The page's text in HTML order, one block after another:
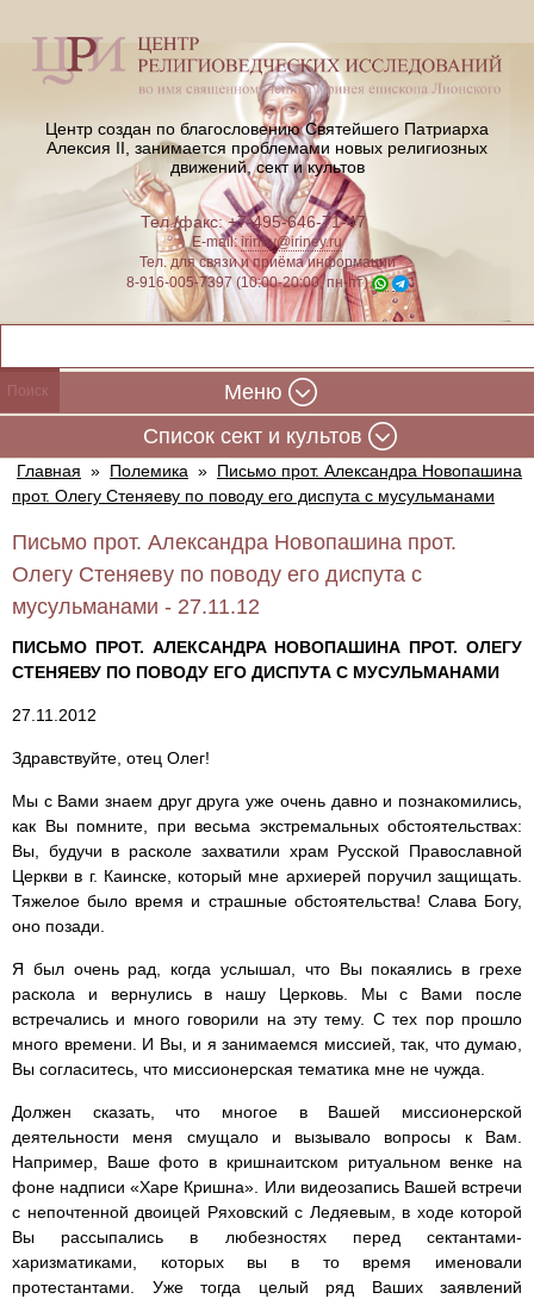
Центр создан по благословению Святейшего Патриарха
Алексия II, занимается проблемами новых религиозных
движений, сект и культов
Тел./факс: +7-495-646-71-47
E-mail:iriney@iriney.ru
Тел. для связи и приёма информации
8-916-005-7397 (10:00-20:00, пн-пт)
Меню
Cписок сект и культов
Главная » Полемика » Письмо прот. Александра Новопашина
прот. Олегу Стеняеву по поводу его диспута с мусульманами
Письмо прот. Александра Новопашина прот.
Олегу Стеняеву по поводу его диспута с
мусульманами - 27.11.12
ПИСЬМО ПРОТ. АЛЕКСАНДРА НОВОПАШИНА ПРОТ. ОЛЕГУ
СТЕНЯЕВУ ПО ПОВОДУ ЕГО ДИСПУТА С МУСУЛЬМАНАМИ
27.11.2012
Здравствуйте, отец Олег!
Мы с Вами знаем друг друга уже очень давно и познакомились,
как Вы помните, при весьма экстремальных обстоятельствах:
Вы, будучи в расколе захватили храм Русской Православной
Церкви в г. Каинске, который мне архиерей поручил защищать.
Тяжелое было время и страшные обстоятельства! Слава Богу,
оно позади.
Я был очень рад, когда услышал, что Вы покаялись в грехе
раскола и вернулись в нашу Церковь. Мы с Вами после
встречались и много говорили на эту тему. С тех пор прошло
много времени. И Вы, и я занимаемся миссией, так, что думаю,
Вы согласитесь, что миссионерская тематика мне не чужда.
Должен сказать, что многое в Вашей миссионерской
деятельности меня смущало и вызывало вопросы к Вам.
Например, Ваше фото в кришнаитском ритуальном венке на
фоне надписи «Харе Кришна». Или видеозапись Вашей встречи
с непочтенной двоицей Ряховский с Ледяевым, в ходе которой
Вы рассыпались в любезностях перед сектантами-
харизматиками, которых вы в то время именовали
протестантами. Уже тогда целый ряд Ваших заявлений